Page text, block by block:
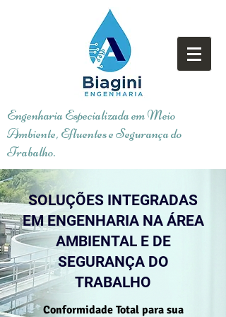
Engenharia Especializada em Meio
Ambiente, Efluentes e Segurança do
Trabalho.
SOLUÇÕES INTEGRADAS
EM ENGENHARIA NA ÁREA
AMBIENTAL E DE
SEGURANÇA DO
TRABALHO
Conformidade Total para sua